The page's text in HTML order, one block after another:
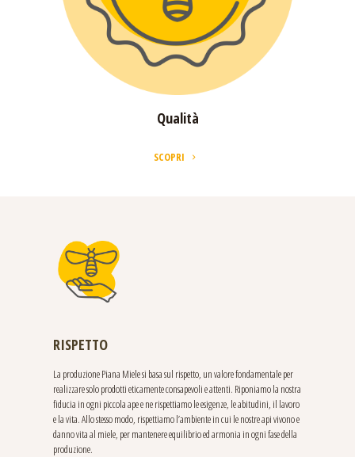
Filiera
SCOPRI
Qualità
SCOPRI
RISPETTO
La produzione Piana Miele si basa sul rispetto, un valore fondamentale per
realizzare solo prodotti eticamente consapevoli e attenti. Riponiamo la nostra
fiducia in ogni piccola ape e ne rispettiamo le esigenze, le abitudini, il lavoro
e la vita. Allo stesso modo, rispettiamo l’ambiente in cui le nostre api vivono e
danno vita al miele, per mantenere equilibrio ed armonia in ogni fase della
produzione.